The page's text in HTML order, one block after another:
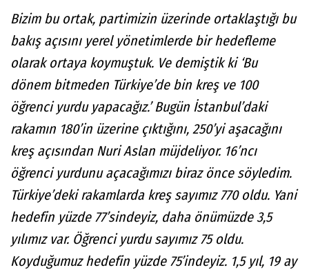
Bizim bu ortak, partimizin üzerinde ortaklaştığı bu
bakış açısını yerel yönetimlerde bir hedefleme
olarak ortaya koymuştuk. Ve demiştik ki ‘Bu
dönem bitmeden Türkiye’de bin kreş ve 100
öğrenci yurdu yapacağız.’ Bugün İstanbul’daki
rakamın 180’in üzerine çıktığını, 250’yi aşacağını
kreş açısından Nuri Aslan müjdeliyor. 16’ncı
öğrenci yurdunu açacağımızı biraz önce söyledim.
Türkiye’deki rakamlarda kreş sayımız 770 oldu. Yani
hedefin yüzde 77’sindeyiz, daha önümüzde 3,5
yılımız var. Öğrenci yurdu sayımız 75 oldu.
Koyduğumuz hedefin yüzde 75’indeyiz. 1,5 yıl, 19 ay